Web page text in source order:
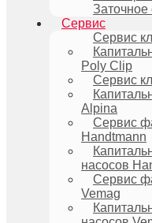
Заточное
Сервис
Сервис
Poly Clip
Сервис
Alpina
Сервис
Handtmann
насосов
Сервис
Vemag